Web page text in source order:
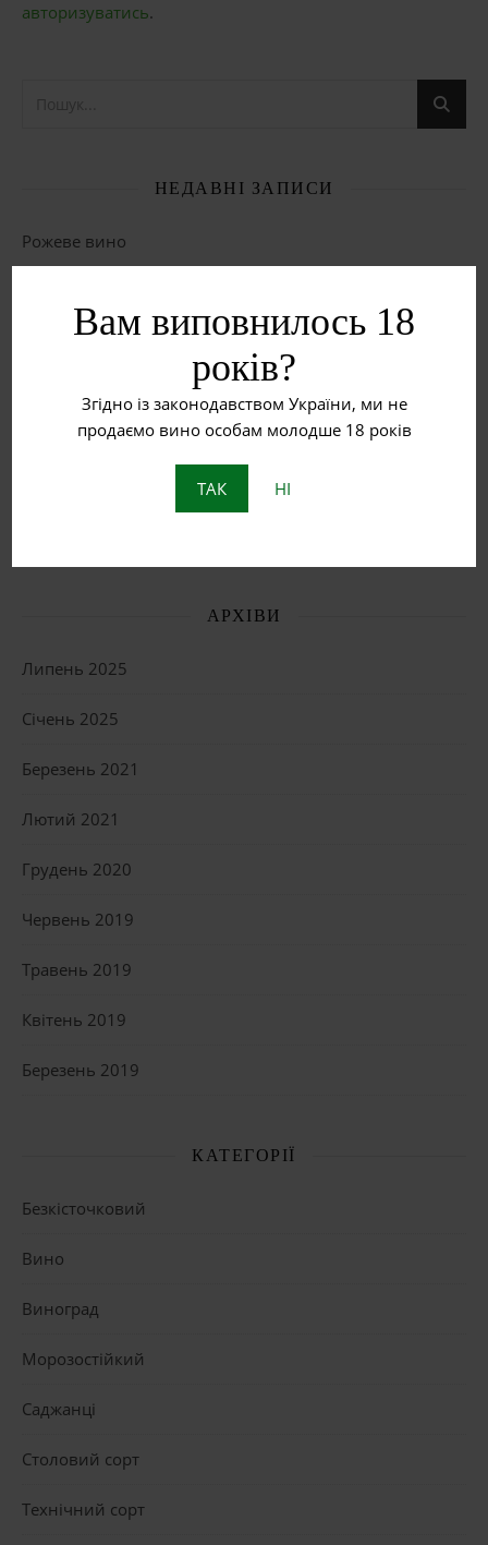
Вам виповнилось 18
років?
Згідно із законодавством України, ми не
продаємо вино особам молодше 18 років
ТАК НІ
авторизуватись.
НЕДАВНІ ЗАПИСИ
Рожеве вино
Біле вино
Що таке бурштинове вино?
Пет Нат: Натуральне ігристе вино з історією
АРХІВИ
Липень 2025
Січень 2025
Березень 2021
Лютий 2021
Грудень 2020
Червень 2019
Травень 2019
Квітень 2019
Березень 2019
КАТЕГОРІЇ
Безкісточковий
Вино
Виноград
Морозостійкий
Саджанці
Столовий сорт
Технічний сорт